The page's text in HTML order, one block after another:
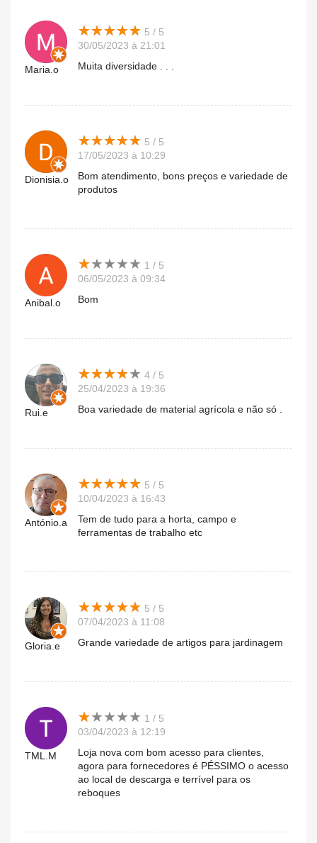
Maria.o
★★★★★
★★★★★ 5 / 5
30/05/2023 à 21:01
Muita diversidade . . .
Dionisia.o
★★★★★
★★★★★ 5 / 5
17/05/2023 à 10:29
Bom atendimento, bons preços e variedade de
produtos
Anibal.o
★★★★★
★★★★★ 1 / 5
06/05/2023 à 09:34
Bom
Rui.e
★★★★★
★★★★★ 4 / 5
25/04/2023 à 19:36
Boa variedade de material agrícola e não só .
António.a
★★★★★
★★★★★ 5 / 5
10/04/2023 à 16:43
Tem de tudo para a horta, campo e
ferramentas de trabalho etc
Gloria.e
★★★★★
★★★★★ 5 / 5
07/04/2023 à 11:08
Grande variedade de artigos para jardinagem
TML.M
★★★★★
★★★★★ 1 / 5
03/04/2023 à 12:19
Loja nova com bom acesso para clientes,
agora para fornecedores é PÉSSIMO o acesso
ao local de descarga e terrível para os
reboques